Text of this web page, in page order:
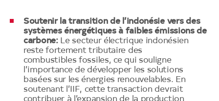
Soutenir la transition de l’indonésie vers des
systèmes énergétiques à faibles émissions de
carbone: Le secteur électrique indonésien
reste fortement tributaire des
combustibles fossiles, ce qui souligne
l’importance de développer les solutions
basées sur les énergies renouvelables. En
soutenant l’IIF, cette transaction devrait
contribuer à l’expansion de la production